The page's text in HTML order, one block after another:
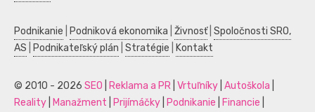
Podnikanie Podniková ekonomika Živnosť| Spoločnosti SRO,
AS
Podnikateľský plán Stratégie Kontakt
© 2010 - 2026 SEO Reklama a PR Vrtuľníky Autoškola
Reality
Manažment Prijímáčky Podnikanie Financie